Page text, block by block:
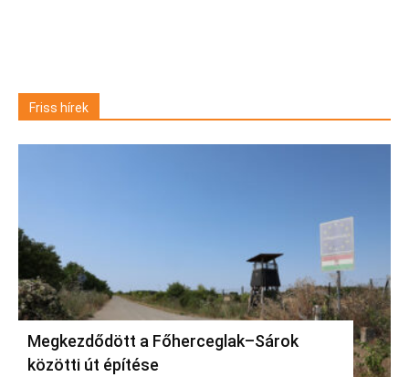
Friss hírek
Megkezdődött a Főherceglak–Sárok
közötti út építése